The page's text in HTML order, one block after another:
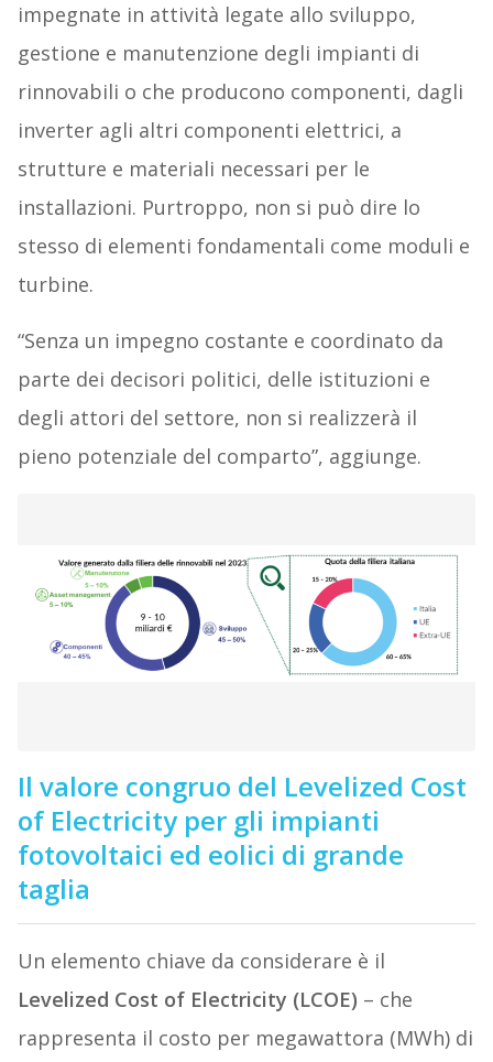
impegnate in attività legate allo sviluppo,
gestione e manutenzione degli impianti di
rinnovabili o che producono componenti, dagli
inverter agli altri componenti elettrici, a
strutture e materiali necessari per le
installazioni. Purtroppo, non si può dire lo
stesso di elementi fondamentali come moduli e
turbine.
“Senza un impegno costante e coordinato da
parte dei decisori politici, delle istituzioni e
degli attori del settore, non si realizzerà il
pieno potenziale del comparto”, aggiunge.
Il valore congruo del Levelized Cost
of Electricity per gli impianti
fotovoltaici ed eolici di grande
taglia
Un elemento chiave da considerare è il
Levelized Cost of Electricity (LCOE) – che
rappresenta il costo per megawattora (MWh) di